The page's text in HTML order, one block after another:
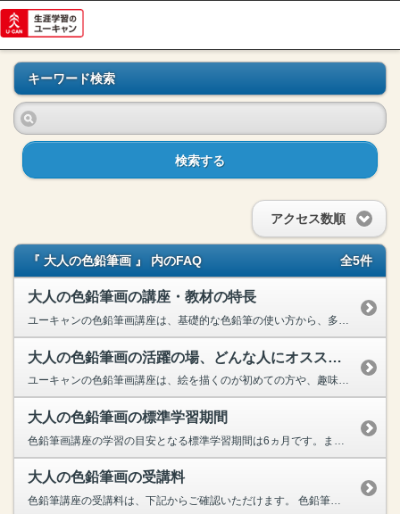
キーワード検索
検索する
アクセス数順
『 大人の色鉛筆画 』 内のFAQ 全5件
大人の色鉛筆画の講座・教材の特長
ユーキャンの色鉛筆画講座は、基礎的な色鉛筆の使い方から、多彩な表現方法までやさしく身につけることができます。 初めての方でも安心して始められるよう、下絵が印刷された「ワークブック」をご用意...
大人の色鉛筆画の活躍の場、どんな人にオススメ？
ユーキャンの色鉛筆画講座は、絵を描くのが初めての方や、趣味として気軽に始めたい方におすすめです。下絵が印刷された「ワークブック」を使えば、輪郭を描かなくてもすぐ色を塗り始められるので、絵に自信が...
大人の色鉛筆画の標準学習期間
大人の色鉛筆画の受講料
色鉛筆講座の受講料は、下記からご確認いただけます。 色鉛筆講座の受講料はこちら